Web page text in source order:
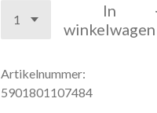
In
winkelwagen
Artikelnummer:
5901801107484